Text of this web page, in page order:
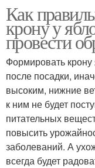
Как
крону у
провести
Формировать
после посадки,
высоким, нижние
к ним не будет
питательных
повысить
заболеваний. А
всегда будет